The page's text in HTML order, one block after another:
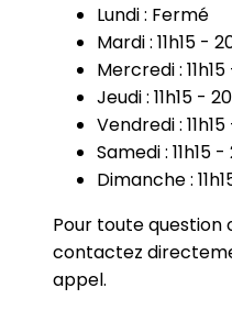
Lundi : Fermé
Mardi : 11h15 -
Mercredi :
Jeudi : 11h15 -
Vendredi :
Samedi : 11h15
Dimanche :
Pour toute question
contactez
appel.